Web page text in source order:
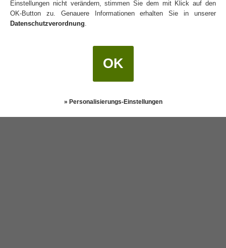
Weitere Autoren
Darstellung: Klassisch Mobil
Einstellungen nicht verändern, stimmen Sie dem mit Klick auf den
OK-Button zu. Genauere Informationen erhalten Sie in unserer
Datenschutzverordnung.
OK
» Personalisierungs-Einstellungen